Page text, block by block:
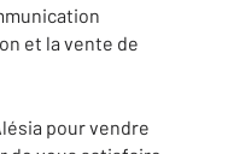
et la vente de
pour vendre